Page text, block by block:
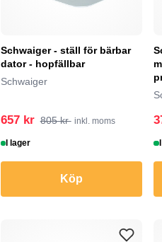
Schwaiger - ställ för bärbar
dator - hopfällbar
Schwaiger
657 kr 805 kr inkl. moms
I lager
Köp